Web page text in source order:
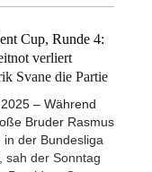
Cup, Runde 4:
verliert
Svane die Partie
– Während
Bruder Rasmus
in der Bundesliga
sah der Sonntag